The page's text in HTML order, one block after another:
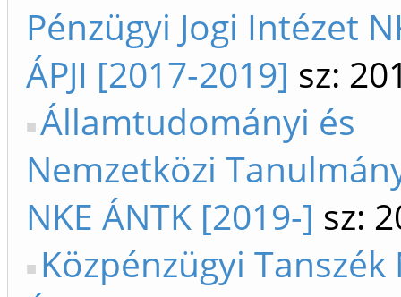
Pénzügyi Jogi Intézet
ÁPJI [2017-2019] sz:
Államtudományi és
Nemzetközi
NKE ÁNTK [2019-] sz:
Közpénzügyi Tanszék